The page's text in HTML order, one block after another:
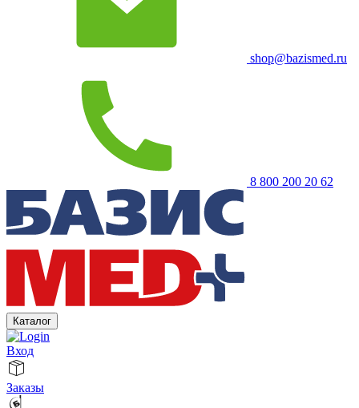
shop@bazismed.ru
8 800 200 20 62
Каталог
Вход
Заказы